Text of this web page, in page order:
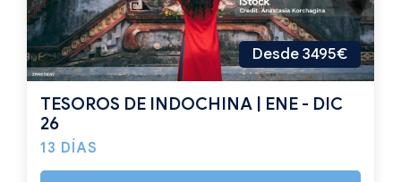
Desde 3495€
TESOROS DE INDOCHINA | ENE - DIC
26
13 DÍAS